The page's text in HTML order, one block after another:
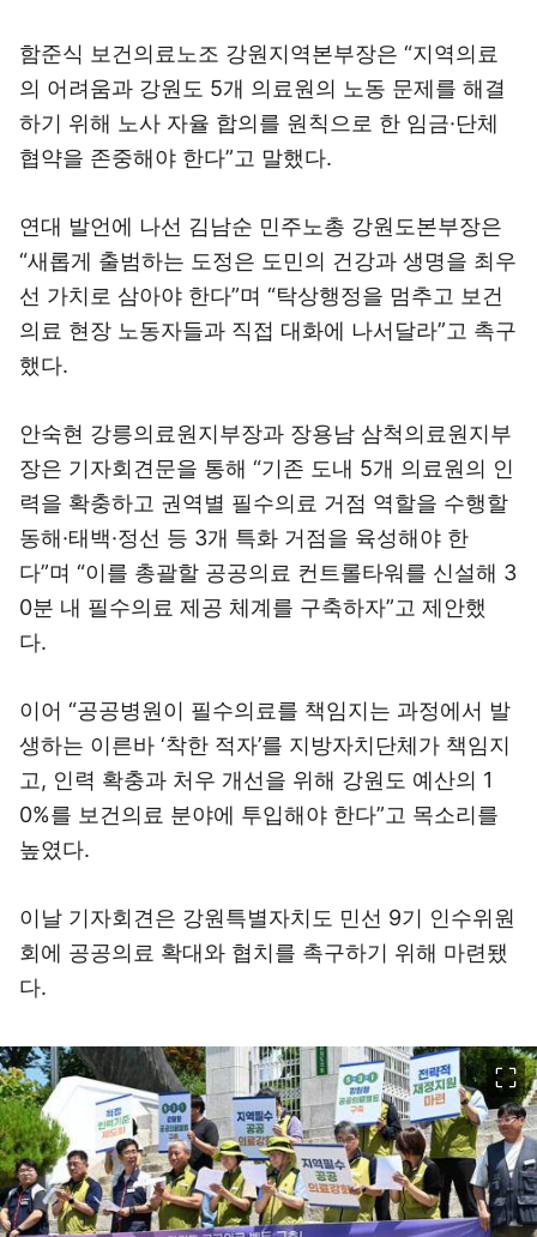
함준식 보건의료노조 강원지역본부장은 “지역의료
의 어려움과 강원도 5개 의료원의 노동 문제를 해결
하기 위해 노사 자율 합의를 원칙으로 한 임금·단체
협약을 존중해야 한다”고 말했다.
연대 발언에 나선 김남순 민주노총 강원도본부장은
“새롭게 출범하는 도정은 도민의 건강과 생명을 최우
선 가치로 삼아야 한다”며 “탁상행정을 멈추고 보건
의료 현장 노동자들과 직접 대화에 나서달라”고 촉구
했다.
안숙현 강릉의료원지부장과 장용남 삼척의료원지부
장은 기자회견문을 통해 “기존 도내 5개 의료원의 인
력을 확충하고 권역별 필수의료 거점 역할을 수행할
동해·태백·정선 등 3개 특화 거점을 육성해야 한
다”며 “이를 총괄할 공공의료 컨트롤타워를 신설해 3
0분 내 필수의료 제공 체계를 구축하자”고 제안했
다.
이어 “공공병원이 필수의료를 책임지는 과정에서 발
생하는 이른바 ‘착한 적자’를 지방자치단체가 책임지
고, 인력 확충과 처우 개선을 위해 강원도 예산의 1
0%를 보건의료 분야에 투입해야 한다”고 목소리를
높였다.
이날 기자회견은 강원특별자치도 민선 9기 인수위원
회에 공공의료 확대와 협치를 촉구하기 위해 마련됐
다.